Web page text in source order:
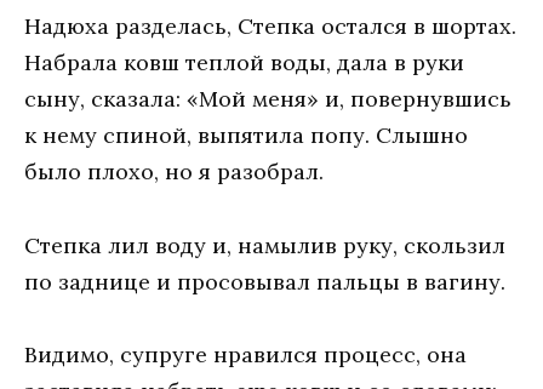
Надюха разделась, Степка остался в шортах.
Набрала ковш теплой воды, дала в руки
сыну, сказала: «Мой меня» и, повернувшись
к нему спиной, выпятила попу. Слышно
было плохо, но я разобрал.
Степка лил воду и, намылив руку, скользил
по заднице и просовывал пальцы в вагину.
Видимо, супруге нравился процесс, она